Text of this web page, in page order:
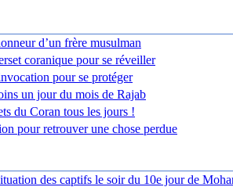
d’un frère musulman
coranique pour se réveiller
pour se protéger
un jour du mois de Rajab
du Coran tous les jours !
pour retrouver une chose perdue
des captifs le soir du 10e jour de